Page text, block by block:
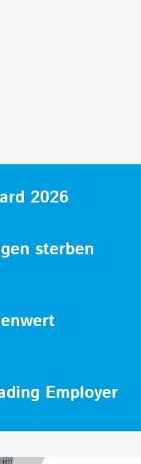
2026
sterben
Employer